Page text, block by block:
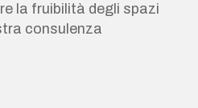
la fruibilità degli spazi
consulenza